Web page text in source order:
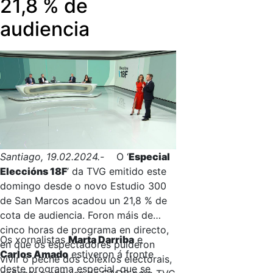
directamente aos televisores
intelixentes que conten con
Samsung; enviando o sinal desde un
dispositivo Android (tablet ou
telefóno) á smart tv a través do
duplicador de pantalla; e finalmente,
enviando o sinal á smart tv
directamente desde o navegador de
www.agalega.gal. Proximamente as
apps estarán tamén dispoñibles para
a descarga directa noutros
televisores intelixentes e en Fire TV.
21,8 % de
audiencia
Santiago, 19.02.2024.- O ‘Especial
Eleccións 18F’ da TVG emitido este
domingo desde o novo Estudio 300
de San Marcos acadou un 21,8 % de
cota de audiencia. Foron máis de
cinco horas de programa en directo,
en que os espectadores puideron
vivir o peche dos colexios electorais,
Os xornalistasMarta Darribae
Carlos Amado estiveron á fronte
deste programa especial, que se